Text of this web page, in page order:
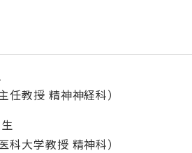
任教授 精神神経科）
科大学教授 精神科）